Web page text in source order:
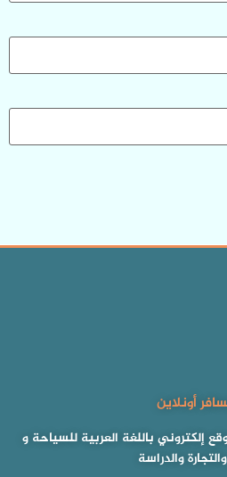
أونلاين
إلكتروني باللغة العربية للسياحة و
والدراسة